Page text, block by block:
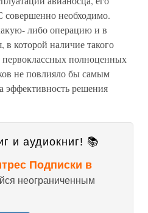
совершенно необходимо.
либо операцию и в
которой наличие такого
первоклассных полноценных
не повлияло бы самым
эффективность решения
и аудиокниг! 📚
Подписки в
неограниченным